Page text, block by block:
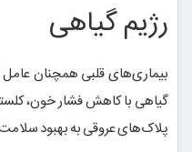
رژیم گیاهی
بیماری‌های قلبی همچنان
پلاک‌های عروقی به بهبود